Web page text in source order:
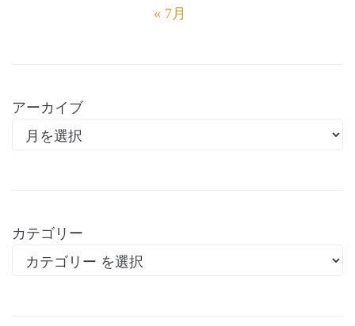
« 7月
アーカイブ
カテゴリー